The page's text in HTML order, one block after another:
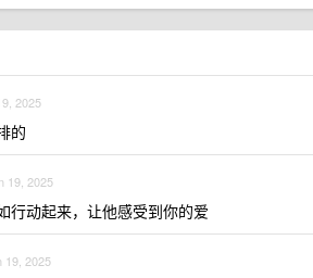
2025
的
19, 2025
行动起来，让他感受到你的爱
19, 2025